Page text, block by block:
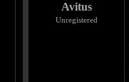
Avitus
Unregistered